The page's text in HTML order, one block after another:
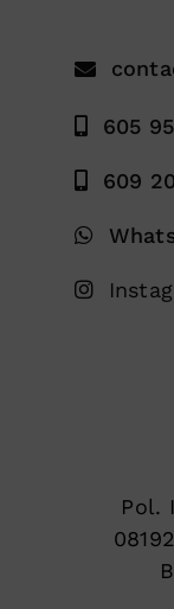
605
609
Pol.